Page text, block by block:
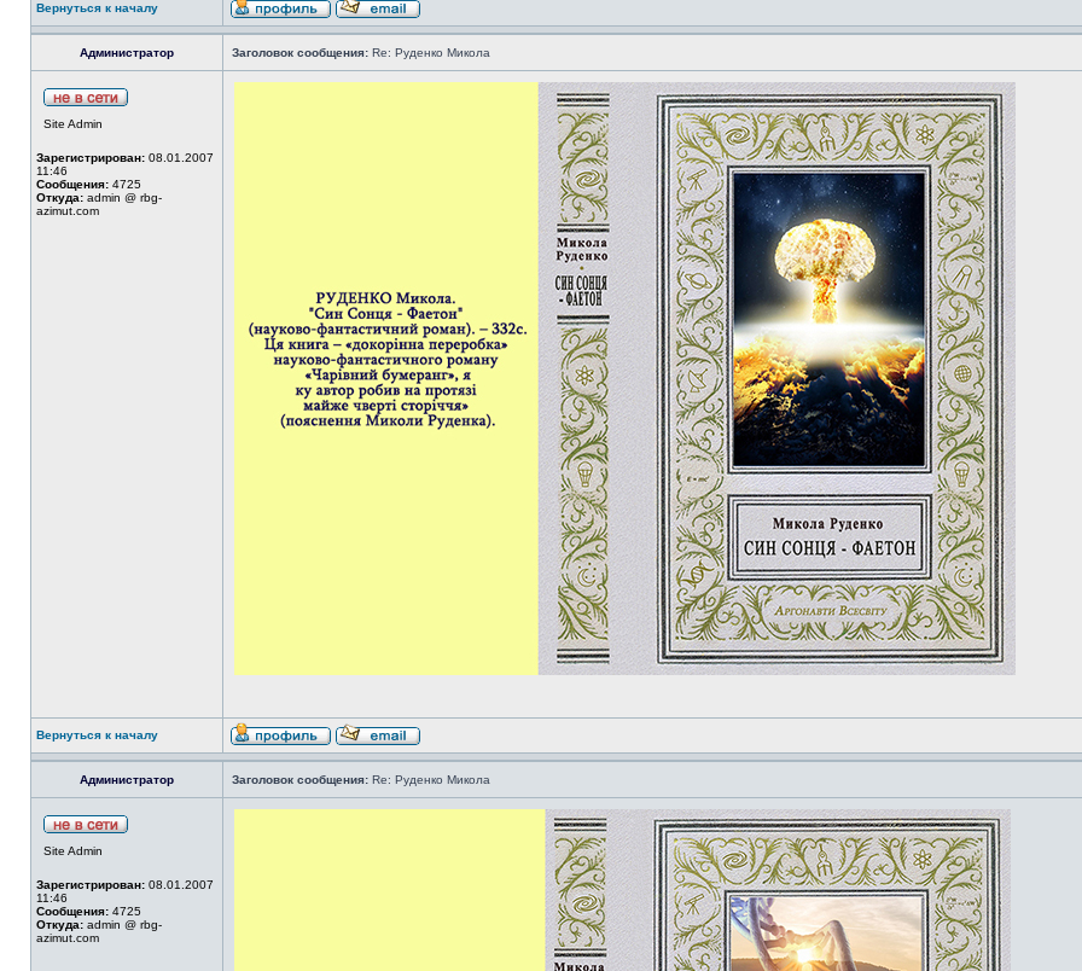
Вернуться к началу
Администратор Заголовок сообщения: Re: Руденко Микола
Site Admin
Зарегистрирован: 08.01.2007
11:46
Сообщения: 4725
Откуда: admin @ rbg-
azimut.com
Вернуться к началу
Администратор Заголовок сообщения: Re: Руденко Микола
Site Admin
Зарегистрирован: 08.01.2007
11:46
Сообщения: 4725
Откуда: admin @ rbg-
azimut.com